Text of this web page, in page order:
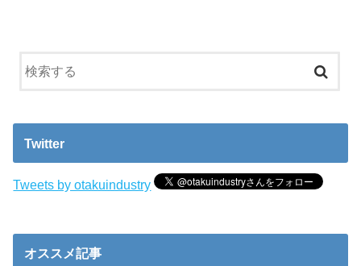
Twitter
Tweets by otakuindustry
オススメ記事